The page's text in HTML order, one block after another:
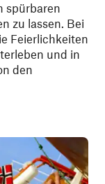
spürbaren
zu lassen. Bei
Feierlichkeiten
und in
den